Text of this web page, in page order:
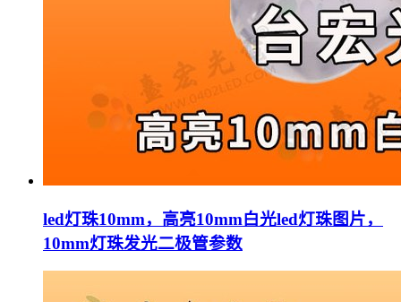
led灯珠10mm，高亮10mm白光led灯珠图片，
10mm灯珠发光二极管参数